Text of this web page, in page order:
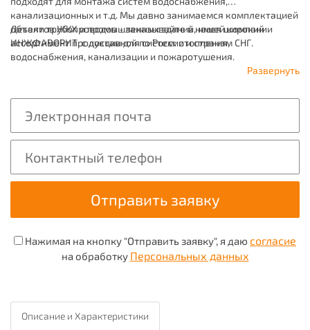
канализационных и т.д. Мы давно занимаемся комплектацией
объектов ЖКХ и промышленных зданий, имея широкий
ассортимент продукции для систем: отопления,
водоснабжения, канализации и пожаротушения.
Детали трубопроводов - заказывайте в нашей компании
ИНЖФАВОРИТ, с доставкой по России и странам СНГ.
Развернуть
Нажимая на кнопку "Отправить заявку", я даю согласие
на обработку Персональных данных
Описание и Характеристики